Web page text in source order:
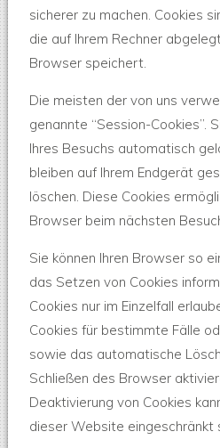
sicherer zu machen. Cookies
die auf Ihrem Rechner
Browser speichert.
Die meisten der von uns
genannte “Session-Cookies”.
Ihres Besuchs automatisch
bleiben auf Ihrem Endgerät
löschen. Diese Cookies
Browser beim nächsten
Sie können Ihren Browser so
das Setzen von Cookies
Cookies nur im Einzelfall
Cookies für bestimmte Fälle
sowie das automatische
Schließen des Browser
Deaktivierung von Cookies
dieser Website eingeschränkt